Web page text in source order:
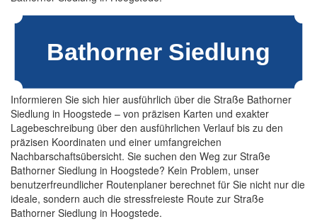
Informieren Sie sich hier ausführlich über die Straße Bathorner
Siedlung in Hoogstede – von präzisen Karten und exakter
Lagebeschreibung über den ausführlichen Verlauf bis zu den
präzisen Koordinaten und einer umfangreichen
Nachbarschaftsübersicht. Sie suchen den Weg zur Straße
Bathorner Siedlung in Hoogstede? Kein Problem, unser
benutzerfreundlicher Routenplaner berechnet für Sie nicht nur die
ideale, sondern auch die stressfreieste Route zur Straße
Bathorner Siedlung in Hoogstede.